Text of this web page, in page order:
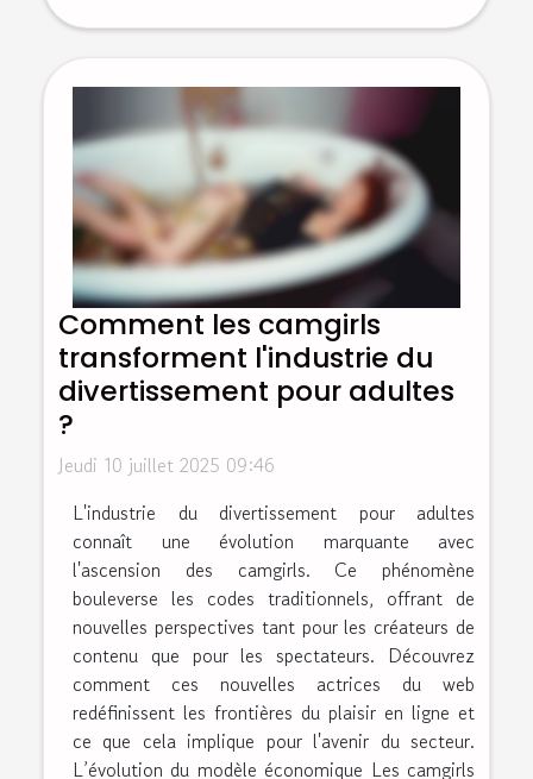
Comment les camgirls
transforment l'industrie du
divertissement pour adultes
?
Jeudi 10 juillet 2025 09:46
L'industrie du divertissement pour adultes
connaît une évolution marquante avec
l'ascension des camgirls. Ce phénomène
bouleverse les codes traditionnels, offrant de
nouvelles perspectives tant pour les créateurs de
contenu que pour les spectateurs. Découvrez
comment ces nouvelles actrices du web
redéfinissent les frontières du plaisir en ligne et
ce que cela implique pour l'avenir du secteur.
L’évolution du modèle économique Les camgirls